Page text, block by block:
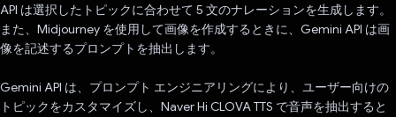
API は選択したトピックに合わせて 5 文のナレーションを生成します。
また、Midjourney を使用して画像を作成するときに、Gemini API は画
像を記述するプロンプトを抽出します。
Gemini API は、プロンプト エンジニアリングにより、ユーザー向けの
トピックをカスタマイズし、Naver Hi CLOVA TTS で音声を抽出すると